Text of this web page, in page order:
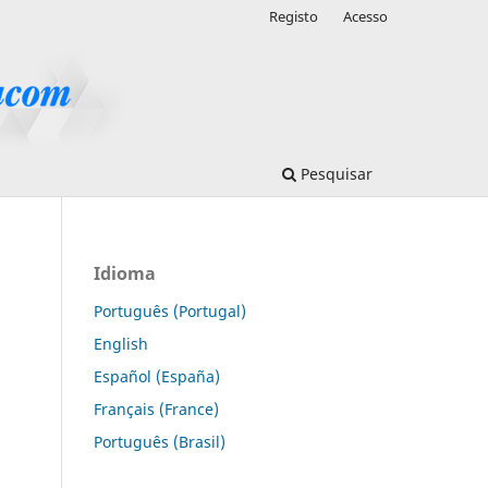
Pesquisar
Registo Acesso
Idioma
Português (Portugal)
English
Español (España)
Français (France)
Português (Brasil)